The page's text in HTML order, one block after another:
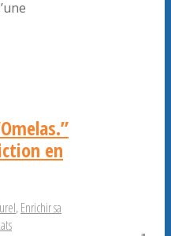
en
,Enrichir sa